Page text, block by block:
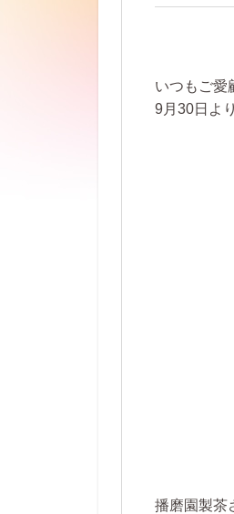
いつもご愛
9月30日よ
播磨園製茶